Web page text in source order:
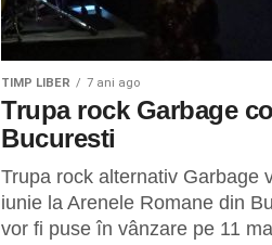
TIMP LIBER 7 ani ago
Trupa rock Garbage
Bucuresti
Trupa rock alternativ Garbage
iunie la Arenele Romane din
vor fi puse în vânzare pe 11